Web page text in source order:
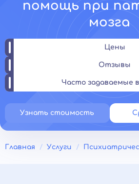
помощь при
мозга
Цены
Отзывы
Часто задаваемые
Узнать стоимость
Главная Услуги